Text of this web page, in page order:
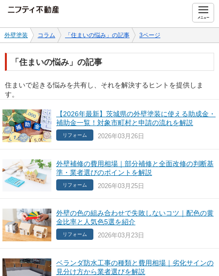
メニュー
外壁塗装 コラム 「住まいの悩み」の記事 3ページ
「住まいの悩み」の記事
住まいで起きる悩みを共有し、それを解決するヒントを提供しま
す。
【2026年最新】茨城県の外壁塗装に使える助成金・
補助金一覧！対象市町村と申請の流れを解説
リフォーム 2026年03月26日
外壁補修の費用相場｜部分補修と全面改修の判断基
準・業者選びのポイントを解説
リフォーム 2026年03月25日
外壁の色の組み合わせで失敗しないコツ｜配色の黄
金比率と人気色5選を紹介
リフォーム 2026年03月23日
ベランダ防水工事の種類と費用相場｜劣化サインの
見分け方から業者選びを解説